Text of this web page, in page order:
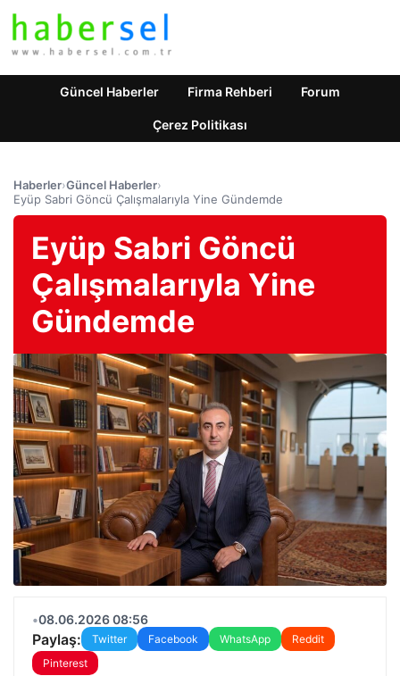
Güncel Haberler Firma Rehberi Forum
Çerez Politikası
Haberler›Güncel Haberler›
Eyüp Sabri Göncü Çalışmalarıyla Yine Gündemde
Eyüp Sabri Göncü
Çalışmalarıyla Yine
Gündemde
•08.06.2026 08:56
Paylaş: Twitter Facebook WhatsApp
Reddit
Pinterest